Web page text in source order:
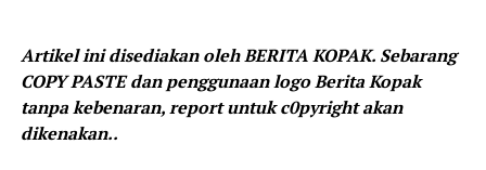
Artikel ini disediakan oleh BERITA KOPAK. Sebarang
COPY PASTE dan penggunaan logo Berita Kopak
tanpa kebenaran, report untuk c0pyright akan
dikenakan..